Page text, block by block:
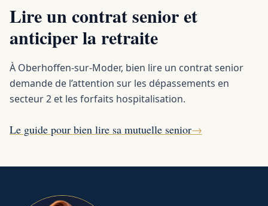
Lire un contrat senior et
anticiper la retraite
À Oberhoffen-sur-Moder, bien lire un contrat senior
demande de l’attention sur les dépassements en
secteur 2 et les forfaits hospitalisation.
Le guide pour bien lire sa mutuelle senior→